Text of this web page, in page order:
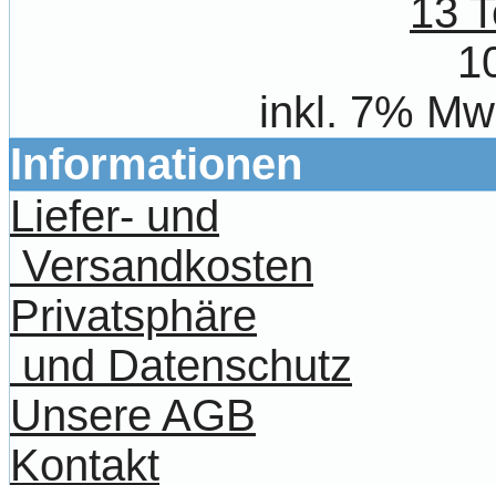
13
inkl. 7%
Informationen
Liefer- und
Versandkosten
Privatsphäre
und Datenschutz
Unsere AGB
Kontakt